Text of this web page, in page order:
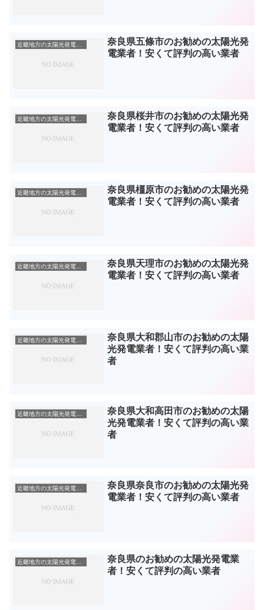
近畿地方の太陽光発電業者
奈良県五條市のお勧めの太陽光発
電業者！安くて評判の高い業者
奈良県桜井市のお勧めの太陽光発
電業者！安くて評判の高い業者
奈良県橿原市のお勧めの太陽光発
電業者！安くて評判の高い業者
奈良県天理市のお勧めの太陽光発
電業者！安くて評判の高い業者
奈良県大和郡山市のお勧めの太陽
光発電業者！安くて評判の高い業
者
近畿地方の太陽光発電業者
奈良県大和高田市のお勧めの太陽
光発電業者！安くて評判の高い業
者
奈良県奈良市のお勧めの太陽光発
電業者！安くて評判の高い業者
奈良県のお勧めの太陽光発電業
者！安くて評判の高い業者